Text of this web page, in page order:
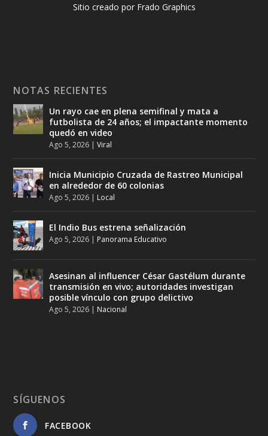
Sitio creado por Frado Graphics
NOTAS RECIENTES
Un rayo cae en plena semifinal y mata a
futbolista de 24 años; el impactante momento
quedó en video
Ago 5, 2026 |Viral
Inicia Municipio Cruzada de Rastreo Municipal
en alrededor de 60 colonias
Ago 5, 2026 | Local
El Indio Bus estrena señalización
Ago 5, 2026 | Panorama Educativo
Asesinan al influencer César Gastélum durante
transmisión en vivo; autoridades investigan
posible vínculo con grupo delictivo
Ago 5, 2026 | Nacional
SÍGUENOS
FACEBOOK